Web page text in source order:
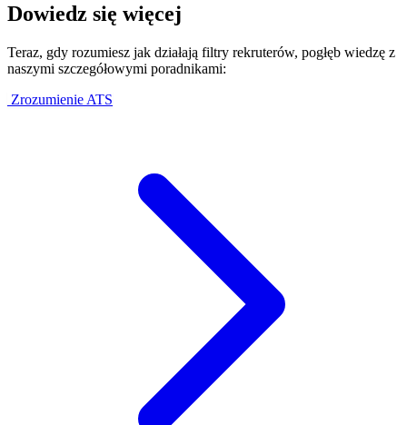
Dowiedz się więcej
Teraz, gdy rozumiesz jak działają filtry rekruterów, pogłęb wiedzę z
naszymi szczegółowymi poradnikami:
Zrozumienie ATS